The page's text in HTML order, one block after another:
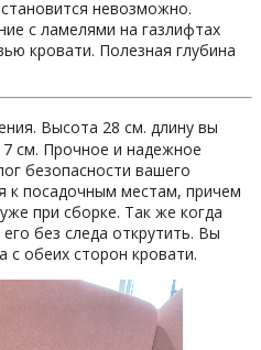
невозможно.
с ламелями на газлифтах
кровати. Полезная глубина
Высота 28 см. длину вы
см. Прочное и надежное
безопасности вашего
к посадочным местам, причем
при сборке. Так же когда
без следа открутить. Вы
с обеих сторон кровати.